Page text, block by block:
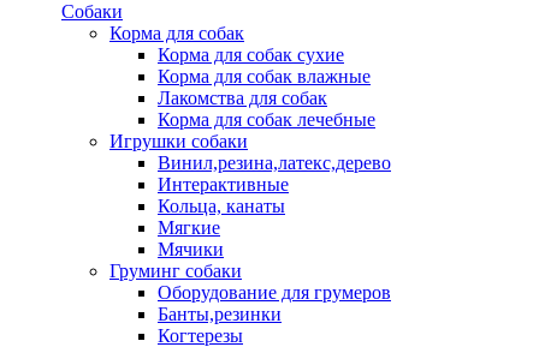
Собаки
Корма для собак
Корма для собак сухие
Корма для собак влажные
Лакомства для собак
Корма для собак лечебные
Игрушки собаки
Винил,резина,латекс,дерево
Интерактивные
Кольца, канаты
Мягкие
Мячики
Груминг собаки
Оборудование для грумеров
Банты,резинки
Когтерезы